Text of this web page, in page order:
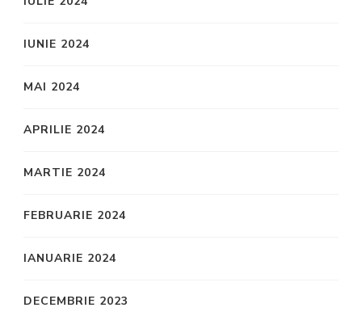
IUNIE 2024
MAI 2024
APRILIE 2024
MARTIE 2024
FEBRUARIE 2024
IANUARIE 2024
DECEMBRIE 2023